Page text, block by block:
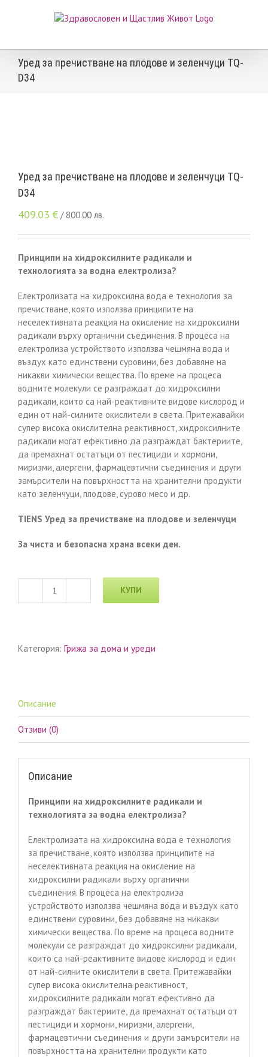
Уред за пречистване на плодове и зеленчуци TQ-
D34
Уред за пречистване на плодове и зеленчуци TQ-
D34
409.03 € / 800.00 лв.
Принципи на хидроксилните радикали и
технологията за водна електролиза?
Електролизата на хидроксилна вода е технология за
пречистване, която използва принципите на
неселективната реакция на окисление на хидроксилни
радикали върху органични съединения. В процеса на
електролиза устройството използва чешмяна вода и
въздух като единствени суровини, без добавяне на
никакви химически вещества. По време на процеса
водните молекули се разграждат до хидроксилни
радикали, които са най-реактивните видове кислород и
един от най-силните окислители в света. Притежавайки
супер висока окислителна реактивност, хидроксилните
радикали могат ефективно да разграждат бактериите,
да премахнат остатъци от пестициди и хормони,
миризми, алергени, фармацевтични съединения и други
замърсители на повърхността на хранителни продукти
като зеленчуци, плодове, сурово месо и др.
TIENS Уред за пречистване на плодове и зеленчуци
За чиста и безопасна храна всеки ден.
количество
пречистване
зеленчуци
TQ-
D34
КУПИ
Категория: Грижа за дома и уреди
Описание
Отзиви (0)
Описание
Принципи на хидроксилните радикали и
технологията за водна електролиза?
Електролизата на хидроксилна вода е технология
за пречистване, която използва принципите на
неселективната реакция на окисление на
хидроксилни радикали върху органични
съединения. В процеса на електролиза
устройството използва чешмяна вода и въздух като
единствени суровини, без добавяне на никакви
химически вещества. По време на процеса водните
молекули се разграждат до хидроксилни радикали,
които са най-реактивните видове кислород и един
от най-силните окислители в света. Притежавайки
супер висока окислителна реактивност,
хидроксилните радикали могат ефективно да
разграждат бактериите, да премахнат остатъци от
пестициди и хормони, миризми, алергени,
фармацевтични съединения и други замърсители на
повърхността на хранителни продукти като